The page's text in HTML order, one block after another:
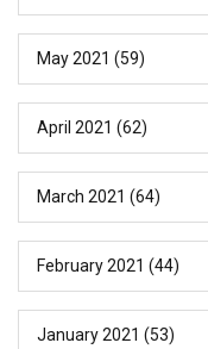
May 2021 (59)
April 2021 (62)
March 2021 (64)
February 2021 (44)
January 2021 (53)